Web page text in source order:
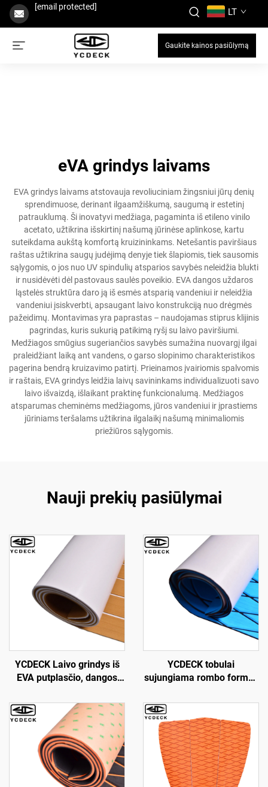
[email protected] LT
Gaukite kainos pasiūlymą
eVA grindys laivams
EVA grindys laivams atstovauja revoliuciniam žingsniui jūrų denių
sprendimuose, derinant ilgaamžiškumą, saugumą ir estetinį
patrauklumą. Ši inovatyvi medžiaga, pagaminta iš etileno vinilo
acetato, užtikrina išskirtinį našumą jūrinėse aplinkose, kartu
suteikdama aukštą komfortą kruizininkams. Netešantis paviršiaus
raštas užtikrina saugų judėjimą denyje tiek šlapiomis, tiek sausomis
sąlygomis, o jos nuo UV spindulių atsparios savybės neleidžia blukti
ir nusidėvėti dėl pastovaus saulės poveikio. EVA dangos uždaros
ląstelės struktūra daro ją iš esmės atsparią vandeniui ir neleidžia
vandeniui įsiskverbti, apsaugant laivo konstrukciją nuo drėgmės
pažeidimų. Montavimas yra paprastas – naudojamas stiprus klijinis
pagrindas, kuris sukurią patikimą ryšį su laivo paviršiumi.
Medžiagos smūgius sugeriančios savybės sumažina nuovargį ilgai
praleidžiant laiką ant vandens, o garso slopinimo charakteristikos
pagerina bendrą kruizavimo patirtį. Prieinamos įvairiomis spalvomis
ir raštais, EVA grindys leidžia laivų savininkams individualizuoti savo
laivo išvaizdą, išlaikant praktinę funkcionalumą. Medžiagos
atsparumas cheminėms medžiagoms, jūros vandeniui ir įprastiems
jūriniams teršalams užtikrina ilgalaikį našumą minimaliomis
priežiūros sąlygomis.
Nauji prekių pasiūlymai
YCDECK Laivo grindys iš
EVA putplasčio, dangos
jūrinis kilimėlis, jūrinis
kilimas, šaldytuvų dangos,
netaškančios savikliuvinės
grindys valtims Jon Boats,
jachtų grindims
YCDECK tobulai
sujungiama rombo formos
motorlaiviams, jachtoms,
kajakams, prikabintiems
automobiliams